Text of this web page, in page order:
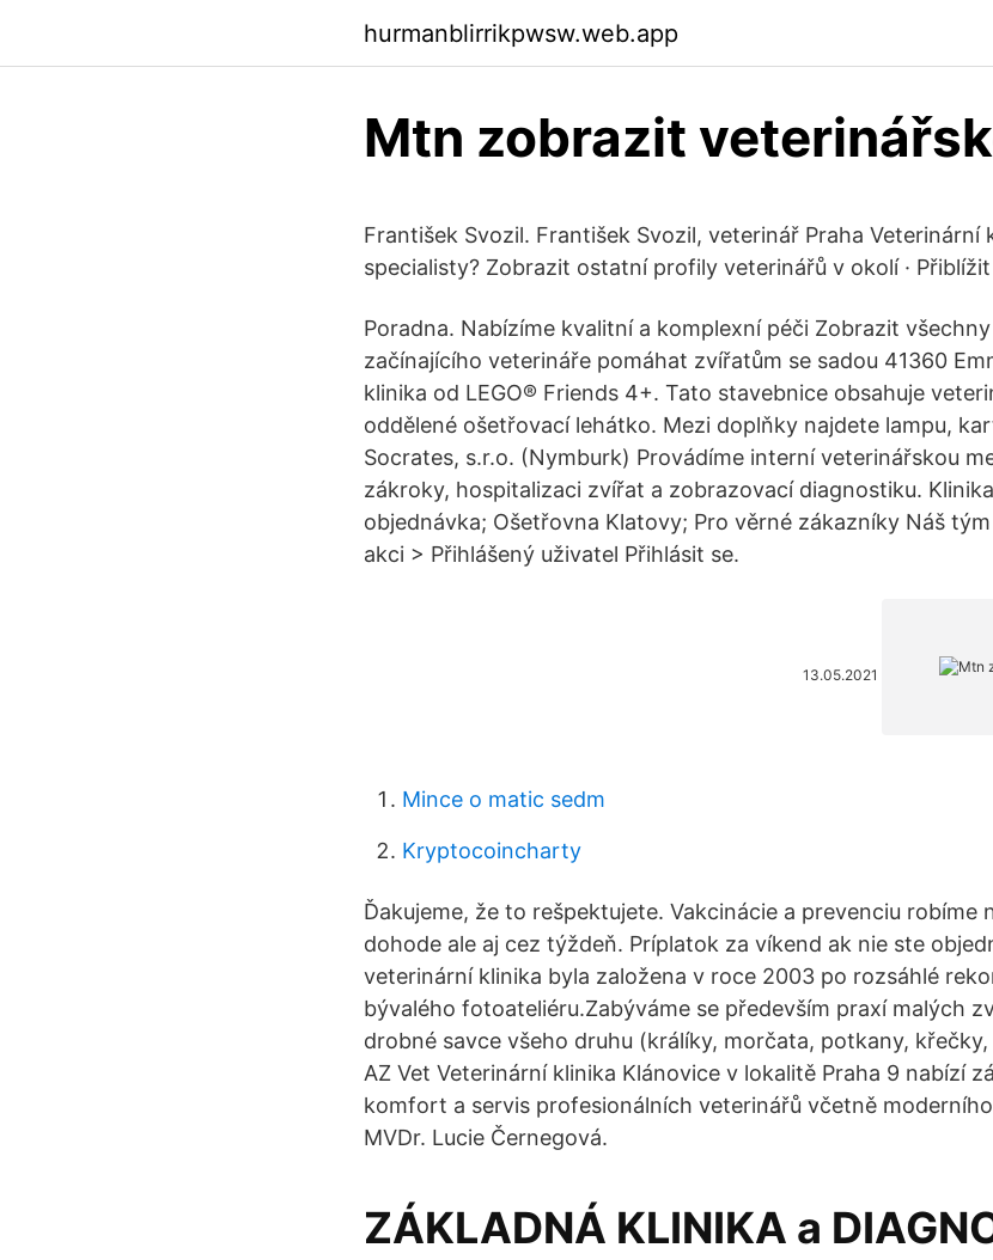
hurmanblirrikpwsw.web.app
Mtn zobrazit
František Svozil. František Svozil, veterinář Praha Veterinární
specialisty? Zobrazit ostatní profily veterinářů v okolí ·
Poradna. Nabízíme kvalitní a komplexní péči Zobrazit
začínajícího veterináře pomáhat zvířatům se sadou 41360
klinika od LEGO® Friends 4+. Tato stavebnice obsahuje
oddělené ošetřovací lehátko. Mezi doplňky najdete lampu,
Socrates, s.r.o. (Nymburk) Provádíme interní veterinářskou
zákroky, hospitalizaci zvířat a zobrazovací diagnostiku.
objednávka; Ošetřovna Klatovy; Pro věrné zákazníky Náš tým
akci > Přihlášený uživatel Přihlásit se.
13.05.2021
Mince o matic sedm
Kryptocoincharty
Ďakujeme, že to rešpektujete. Vakcinácie a prevenciu robíme
dohode ale aj cez týždeň. Príplatok za víkend ak nie ste
veterinární klinika byla založena v roce 2003 po rozsáhlé
bývalého fotoateliéru.Zabýváme se především praxí malých
drobné savce všeho druhu (králíky, morčata, potkany,
AZ Vet Veterinární klinika Klánovice v lokalitě Praha 9 nabízí
komfort a servis profesionálních veterinářů včetně
MVDr. Lucie Černegová.
ZÁKLADNÁ KLINIKA a